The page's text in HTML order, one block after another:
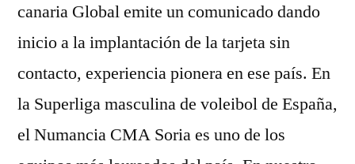
canaria Global emite un comunicado dando
inicio a la implantación de la tarjeta sin
contacto, experiencia pionera en ese país. En
la Superliga masculina de voleibol de España,
el Numancia CMA Soria es uno de los